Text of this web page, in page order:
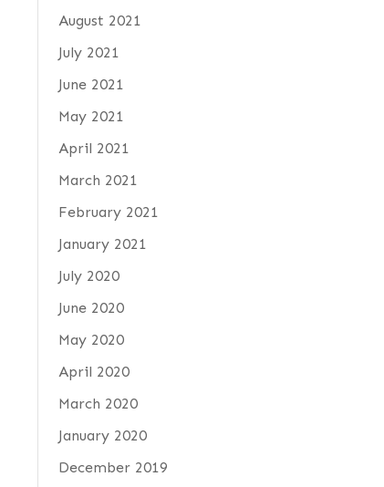
August 2021
July 2021
June 2021
May 2021
April 2021
March 2021
February 2021
January 2021
July 2020
June 2020
May 2020
April 2020
March 2020
January 2020
December 2019